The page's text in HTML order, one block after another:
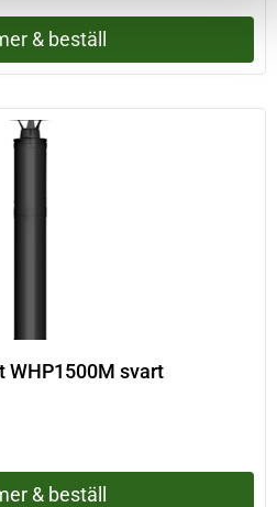
& beställ
WHP1500M svart
& beställ